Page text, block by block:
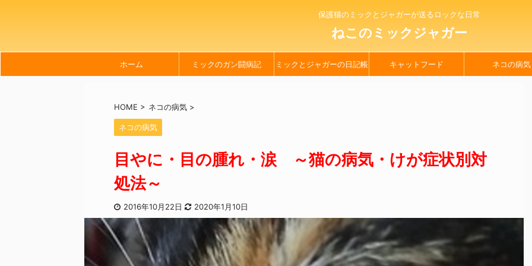
保護猫のミックとジャガーが送るロックな日常
ねこのミックジャガー
ホーム ミックのガン闘病記 ミックとジャガーの日記帳 キャットフード ネコの病気
HOME > ネコの病気 >
ネコの病気
目やに・目の腫れ・涙 ～猫の病気・けが症状別対
処法～
2016年10月22日 2020年1月10日